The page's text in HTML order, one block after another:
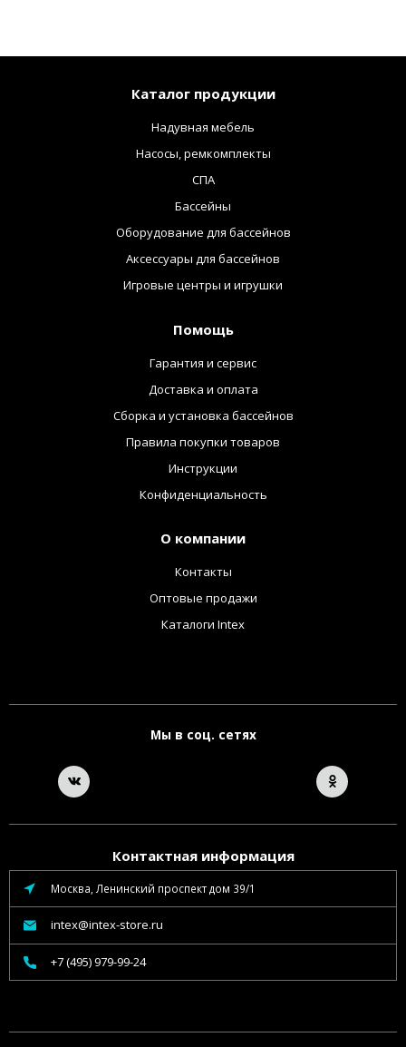
Каталог продукции
Надувная мебель
Насосы, ремкомплекты
СПА
Бассейны
Оборудование для бассейнов
Аксессуары для бассейнов
Игровые центры и игрушки
Помощь
Гарантия и сервис
Доставка и оплата
Сборка и установка бассейнов
Правила покупки товаров
Инструкции
Конфиденциальность
О компании
Контакты
Оптовые продажи
Каталоги Intex
Мы в соц. сетях
Контактная информация
Москва, Ленинский проспект дом 39/1
intex@intex-store.ru
+7 (495) 979-99-24